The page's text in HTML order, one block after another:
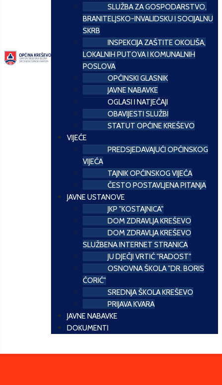
SLUŽBA ZA GOSPODARSTVO,
BRANITELJSKO-INVALIDSKU I SOCIJALNU
SKRB
INSPEKCIJA ZAŠTITE OKOLIŠA,
LOKALNIH PUTOVA I KOMUNALNIH
POSLOVA
OPĆINSKI GLASNIK
JAVNE NABAVKE
OGLASI I NATJEČAJI
OBAVIJESTI SLUŽBI
STATUT OPĆINE KREŠEVO
VIJEĆE
PREDSJEDAVAJUĆI OPĆINSKOG
VIJEĆA
TAJNIK OPĆINSKOG VIJEĆA
ČESTO POSTAVLJENA PITANJA
JAVNE USTANOVE
JKP "KOSTAJNICA"
DOM ZDRAVLJA KREŠEVO
DOM ZDRAVLJA KREŠEVO
SLUŽBENA INTERNET STRANICA
JU DJEČJI VRTIĆ "RADOST"
OSNOVNA ŠKOLA "DR. BORIS
ĆORIĆ"
SREDNJA ŠKOLA KREŠEVO
PRIJAVA KVARA
JAVNE NABAVKE
DOKUMENTI